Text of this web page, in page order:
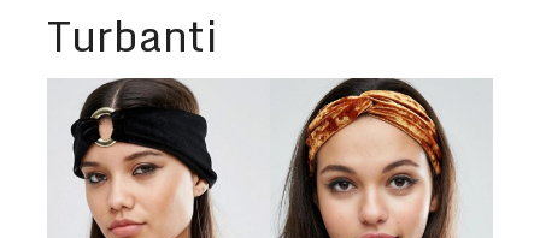
Turbanti